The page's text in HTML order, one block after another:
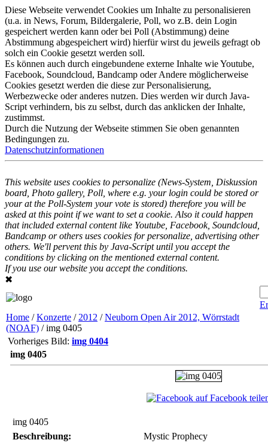
Diese Webseite verwendet Cookies um Inhalte zu personalisieren
(u.a. in News, Forum, Bildergalerie, Poll, wo z.B. dein Login
gespeichert werden kann oder bei Poll (Abstimmung) deine
Abstimmung abgespeichert wird) hierfür wirst du jeweils gefragt ob
solch ein Cookie gesetzt werden soll.
Es können auch durch eingebundene externe Inhalte wie Youtube,
Facebook, Soundcloud, Bandcamp oder Andere möglicherweise
Cookies gesetzt werden die diese zur Personalisierung,
Werbezwecke oder anderes nutzen. Dies werden wir durch Java-
Script verhindern, bis zu selbst, durch das anklicken der Inhalte,
zustimmst.
Durch die Nutzung der Webseite stimmen Sie oben genannten
Bedingungen zu.
Datenschutzinformationen
This website uses cookies to personalize (News-System, Diskussion
board, Photo gallery, Poll, where e.g. your login could be stored or
your at the Poll-System your vote is stored) therefore you will be
asked at this point if we want to set a cookie. Also it could happen
that included external content like Youtube, Facebook, Soundcloud,
Bandcamp or others uses cookies for personalize, advertising other
others. We'll pervent this by Java-Script until you accept the
conditions by clicking on the mentioned external content.
If you use our website you accept the conditions.
✖
Home /Konzerte / 2012 /Neuborn Open Air 2012, Wörrstadt
(NOAF) / img 0405
Vorheriges Bild: img 0404
img 0405
auf Facebook
img 0405
Beschreibung:
Mystic Prophecy